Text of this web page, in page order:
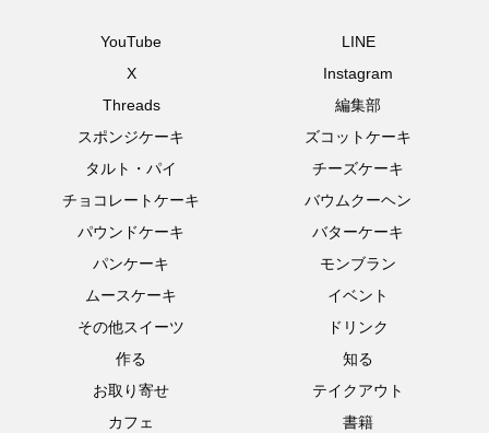
YouTube
LINE
X
Instagram
Threads
編集部
スポンジケーキ
ズコットケーキ
タルト・パイ
チーズケーキ
チョコレートケーキ
バウムクーヘン
パウンドケーキ
バターケーキ
パンケーキ
モンブラン
ムースケーキ
イベント
その他スイーツ
ドリンク
作る
知る
お取り寄せ
テイクアウト
カフェ
書籍